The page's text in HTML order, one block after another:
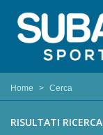
Home > Cerca
RISULTATI RICERCA